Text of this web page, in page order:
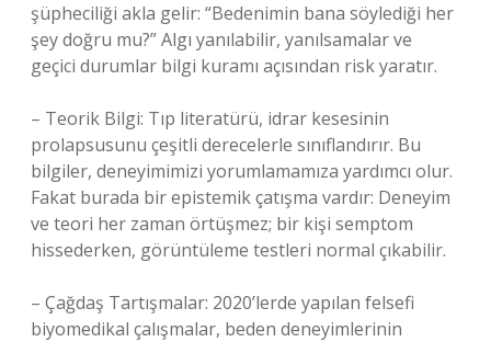
şüpheciliği akla gelir: “Bedenimin bana söylediği her
şey doğru mu?” Algı yanılabilir, yanılsamalar ve
geçici durumlar bilgi kuramı açısından risk yaratır.
– Teorik Bilgi: Tıp literatürü, idrar kesesinin
prolapsusunu çeşitli derecelerle sınıflandırır. Bu
bilgiler, deneyimimizi yorumlamamıza yardımcı olur.
Fakat burada bir epistemik çatışma vardır: Deneyim
ve teori her zaman örtüşmez; bir kişi semptom
hissederken, görüntüleme testleri normal çıkabilir.
– Çağdaş Tartışmalar: 2020’lerde yapılan felsefi
biyomedikal çalışmalar, beden deneyimlerinin